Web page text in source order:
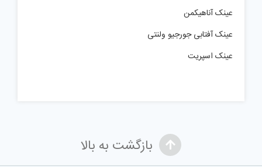
عینک آناهیکمن
عینک آفتابی جورجیو ولنتی
عینک اسپریت
بازگشت به بالا